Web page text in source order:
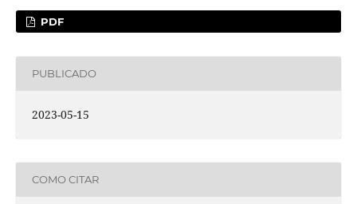
PDF
PUBLICADO
2023-05-15
COMO CITAR